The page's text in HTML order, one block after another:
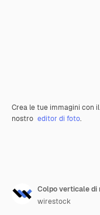
Crea le tue immagini con il
nostro editor di foto.
wirestock